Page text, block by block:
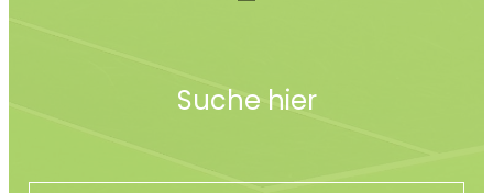
Suche hier